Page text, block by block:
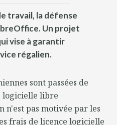
travail, la défense
Un projet
vise à garantir
régalien.
sont passées de
logicielle libre
n'est pas motivée par les
frais de licence logicielle